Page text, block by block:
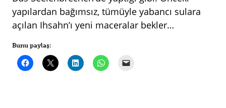
yapılardan bağımsız, tümüyle yabancı sulara
açılan Ihsahn’ı yeni maceralar bekler…
Bunu paylaş: